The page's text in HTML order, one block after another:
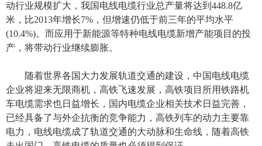
动行业规模扩大，我国电线电缆行业总产量将达到448.8亿
米，比2013年增长7%，但增速仍低于前三年的平均水平
(10.4%)。而应用于新能源等特种电线电缆新增产能项目的投
产，将带动行业继续膨胀。
随着世界各国大力发展轨道交通的建设，中国电线电缆
企业将迎来无限商机，高铁飞速发展，高铁项目所用铁路机
车电缆需求也日益增长，国内电缆企业相关技术日益完善，
已经具备了与外企抗衡的竞争能力，高铁列车的动力主要靠
电力，电线电缆成了轨道交通的大动脉和生命线，随着高铁